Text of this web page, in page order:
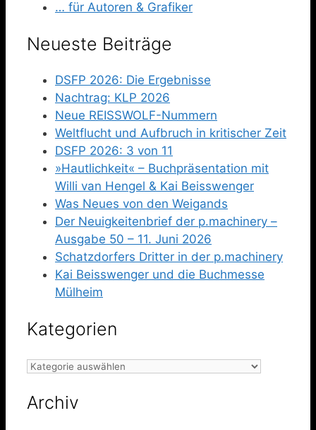
… für Autoren & Grafiker
Neueste Beiträge
DSFP 2026: Die Ergebnisse
Nachtrag: KLP 2026
Neue REISSWOLF-Nummern
Weltflucht und Aufbruch in kritischer Zeit
DSFP 2026: 3 von 11
»Hautlichkeit« – Buchpräsentation mit
Willi van Hengel & Kai Beisswenger
Was Neues von den Weigands
Der Neuigkeitenbrief der p.machinery –
Ausgabe 50 – 11. Juni 2026
Schatzdorfers Dritter in der p.machinery
Kai Beisswenger und die Buchmesse
Mülheim
Kategorien
Kategorien
Archiv